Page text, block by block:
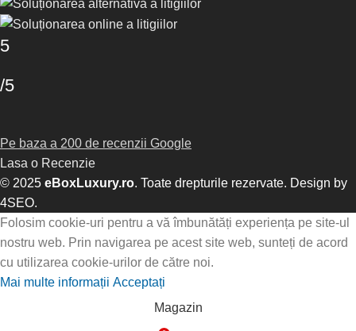
5
/5
Pe baza a 200 de recenzii Google
Lasa o Recenzie
© 2025 eBoxLuxury.ro. Toate drepturile rezervate. Design by
4SEO.
Folosim cookie-uri pentru a vă îmbunătăți experiența pe site-ul
nostru web. Prin navigarea pe acest site web, sunteți de acord
cu utilizarea cookie-urilor de către noi.
Mai multe informații Acceptați
Magazin